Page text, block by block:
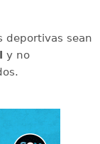
deportivas sean
y no